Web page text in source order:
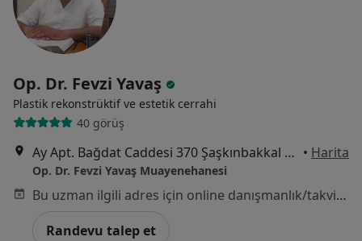
Op. Dr. Fevzi Yavaş
Plastik rekonstrüktif ve estetik cerrahi
40 görüş
Ay Apt. Bağdat Caddesi 370 Şaşkınbakkal Kadıköy, İstanbul • Harita
Op. Dr. Fevzi Yavaş Muayenehanesi
Bu uzman ilgili adres için online danışmanlık/takvim sunmuyor.
Randevu talep et